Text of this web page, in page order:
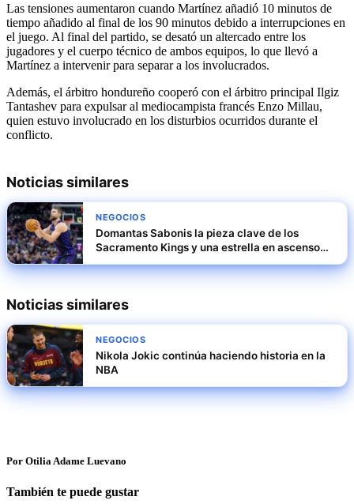
Las tensiones aumentaron cuando Martínez añadió 10 minutos de
tiempo añadido al final de los 90 minutos debido a interrupciones en
el juego. Al final del partido, se desató un altercado entre los
jugadores y el cuerpo técnico de ambos equipos, lo que llevó a
Martínez a intervenir para separar a los involucrados.
Además, el árbitro hondureño cooperó con el árbitro principal Ilgiz
Tantashev para expulsar al mediocampista francés Enzo Millau,
quien estuvo involucrado en los disturbios ocurridos durante el
conflicto.
Noticias similares
NEGOCIOS
Domantas Sabonis la pieza clave de los
Sacramento Kings y una estrella en ascenso
en la NBA
Noticias similares
NEGOCIOS
Nikola Jokic continúa haciendo historia en la
NBA
Por Otilia Adame Luevano
También te puede gustar